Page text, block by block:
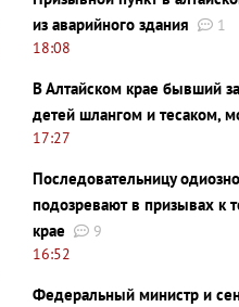
из аварийного здания
1
18:08
В Алтайском крае бывший
детей шлангом и тесаком,
17:27
Последовательницу
подозревают в призывах к
крае
9
16:52
Федеральный министр и